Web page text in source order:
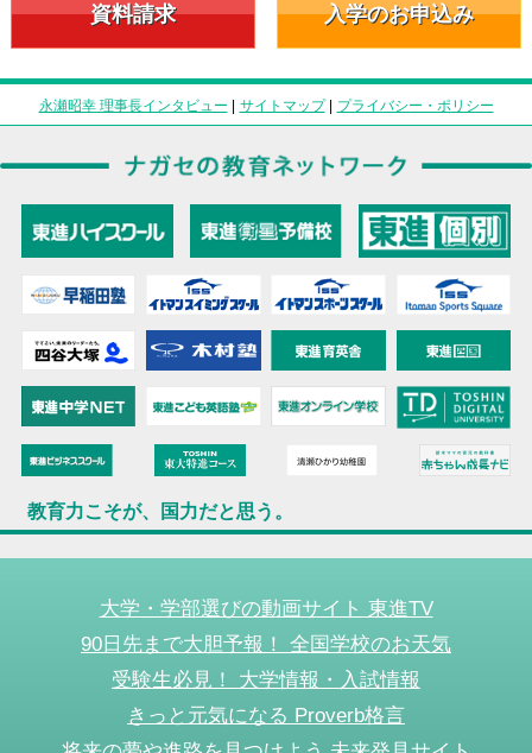
資料請求 入学のお申込み
永瀬昭幸 理事長インタビュー | サイトマップ| プライバシー・ポリシー
教育力こそが、国力だと思う。
大学・学部選びの動画サイト 東進TV
90日先まで大胆予報！ 全国学校のお天気
受験生必見！ 大学情報・入試情報
きっと元気になる Proverb格言